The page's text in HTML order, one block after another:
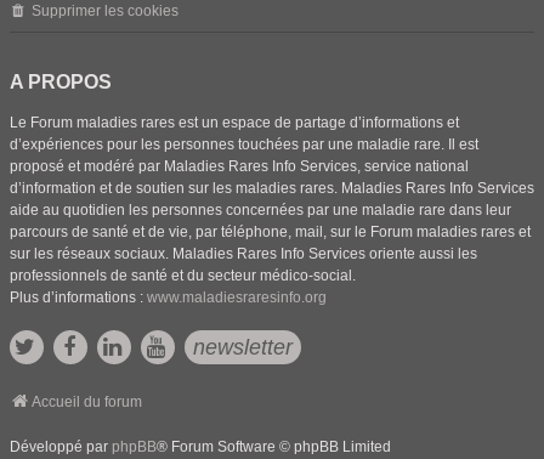
Supprimer les cookies
A PROPOS
Le Forum maladies rares est un espace de partage d’informations et
d’expériences pour les personnes touchées par une maladie rare. Il est
proposé et modéré par Maladies Rares Info Services, service national
d’information et de soutien sur les maladies rares. Maladies Rares Info Services
aide au quotidien les personnes concernées par une maladie rare dans leur
parcours de santé et de vie, par téléphone, mail, sur le Forum maladies rares et
sur les réseaux sociaux. Maladies Rares Info Services oriente aussi les
professionnels de santé et du secteur médico-social.
Plus d’informations : www.maladiesraresinfo.org
newsletter
Accueil du forum
Développé par phpBB® Forum Software © phpBB Limited